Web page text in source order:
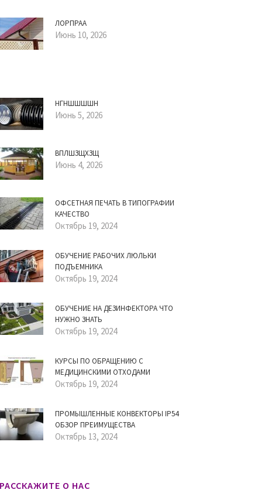
ЛОРПРАА
Июнь 10, 2026
НГНШШШШН
Июнь 5, 2026
ВПЛШЗЩХЗЩ
Июнь 4, 2026
ОФСЕТНАЯ ПЕЧАТЬ В ТИПОГРАФИИ
КАЧЕСТВО
Октябрь 19, 2024
ОБУЧЕНИЕ РАБОЧИХ ЛЮЛЬКИ
ПОДЪЕМНИКА
Октябрь 19, 2024
ОБУЧЕНИЕ НА ДЕЗИНФЕКТОРА ЧТО
НУЖНО ЗНАТЬ
Октябрь 19, 2024
КУРСЫ ПО ОБРАЩЕНИЮ С
МЕДИЦИНСКИМИ ОТХОДАМИ
Октябрь 19, 2024
ПРОМЫШЛЕННЫЕ КОНВЕКТОРЫ IP54
ОБЗОР ПРЕИМУЩЕСТВА
Октябрь 13, 2024
РАССКАЖИТЕ О НАС